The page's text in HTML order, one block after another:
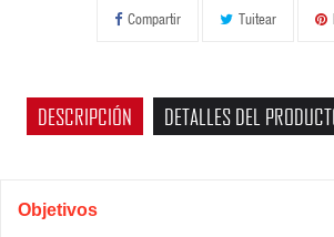
Compartir Tuitear
DESCRIPCIÓN DETALLES DEL
Objetivos